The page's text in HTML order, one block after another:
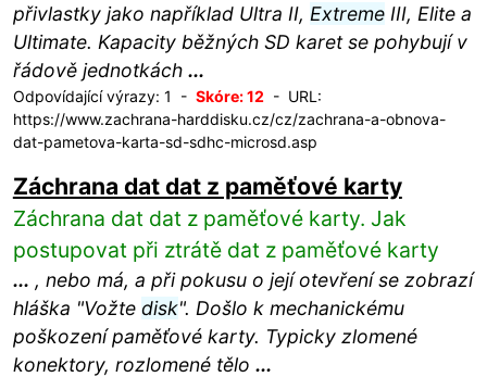
přivlastky jako například Ultra II, ExtremeIII, Elite a
Ultimate. Kapacity běžných SD karet se pohybují v
řádově jednotkách ...
Odpovídající výrazy: 1 - Skóre: 12- URL:
https://www.zachrana-harddisku.cz/cz/zachrana-a-obnova-
dat-pametova-karta-sd-sdhc-microsd.asp
Záchrana dat dat z paměťové karty
Záchrana dat dat z paměťové karty. Jak
postupovat při ztrátě dat z paměťové karty
... , nebo má, a při pokusu o její otevření se zobrazí
hláška "Vožte disk". Došlo k mechanickému
poškození paměťové karty. Typicky zlomené
konektory, rozlomené tělo ...